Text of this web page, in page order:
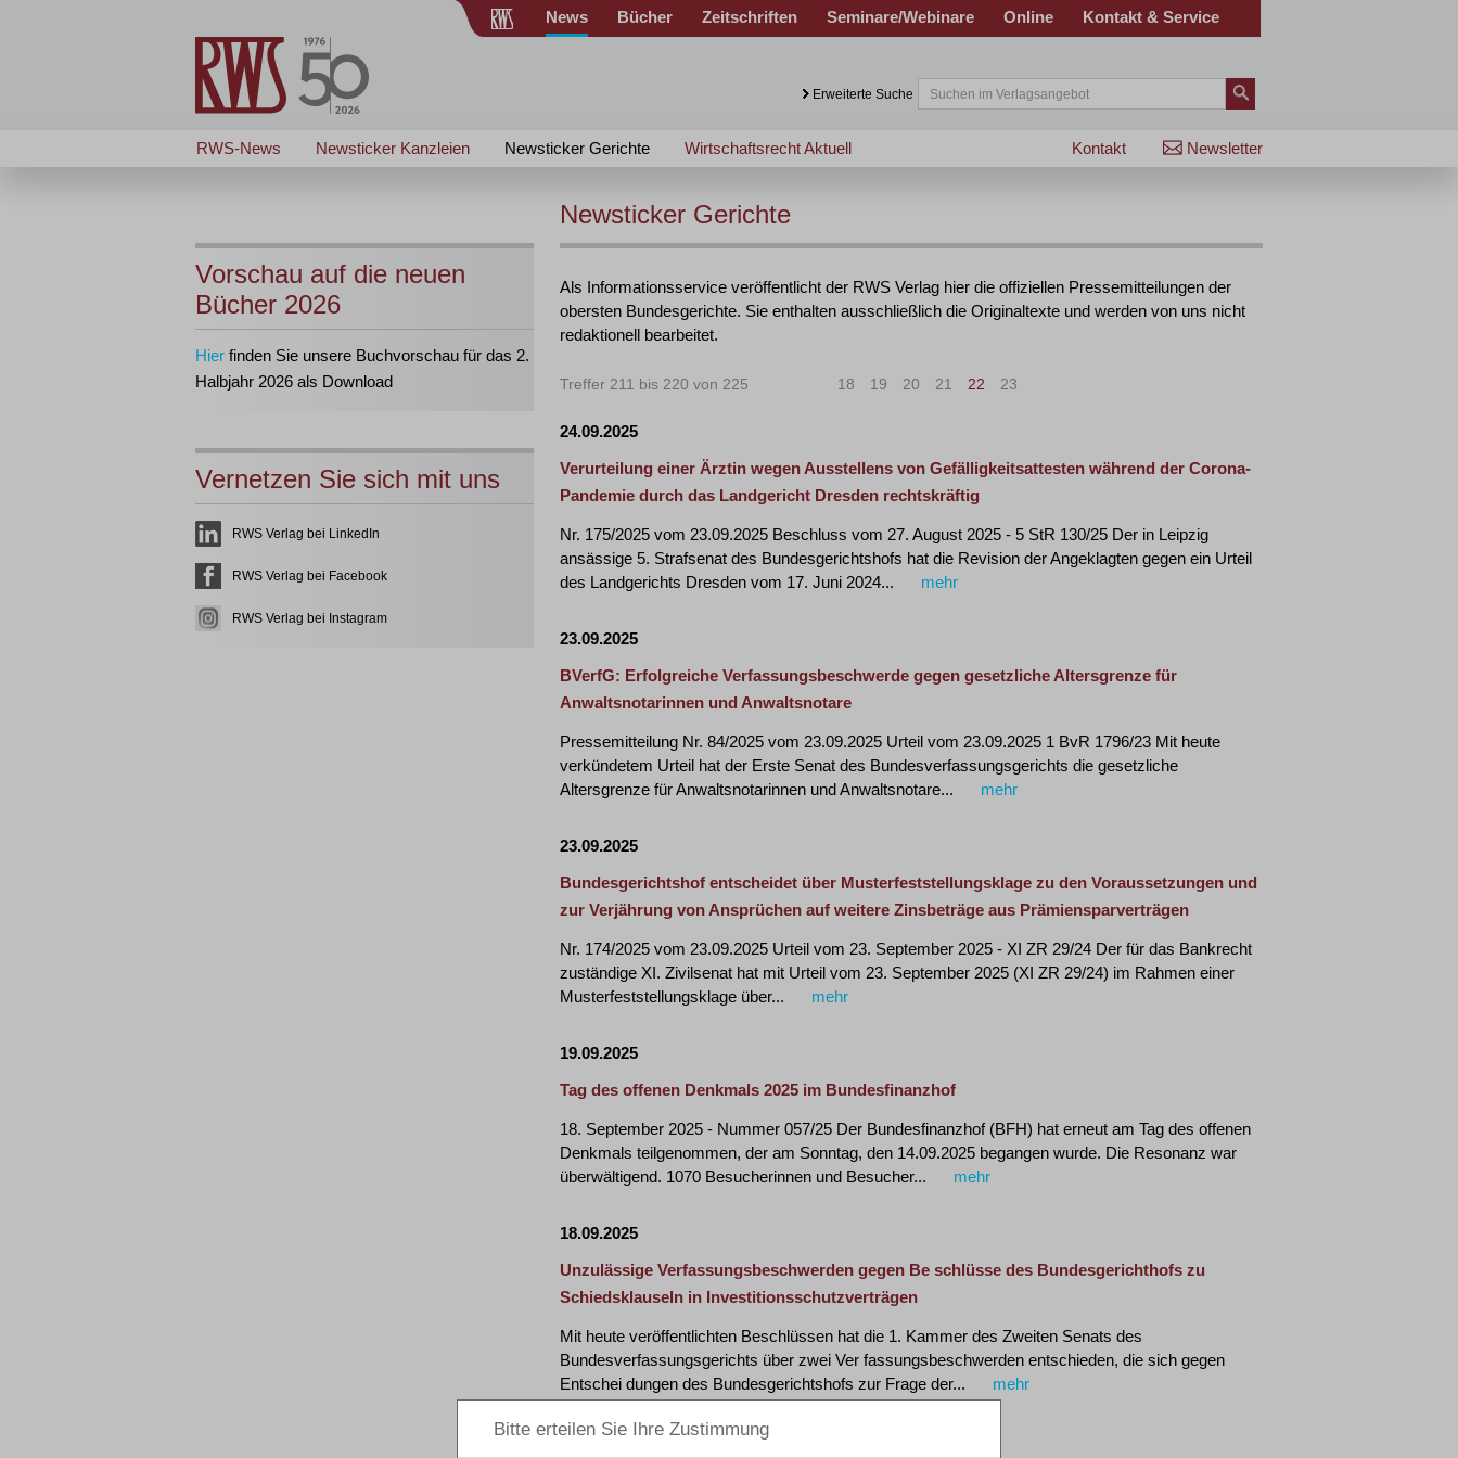
News Bücher Zeitschriften Seminare/Webinare Online Kontakt & Service
Erweiterte Suche
RWS-News Newsticker Kanzleien Newsticker Gerichte Wirtschaftsrecht Aktuell Newsletter
Kontakt
Vorschau auf die neuen
Bücher 2026
Hier finden Sie unsere Buchvorschau für das 2.
Halbjahr 2026 als Download
Vernetzen Sie sich mit uns
RWS Verlag bei LinkedIn
RWS Verlag bei Facebook
RWS Verlag bei Instagram
Newsticker Gerichte
Als Informationsservice veröffentlicht der RWS Verlag hier die offiziellen Pressemitteilungen der
obersten Bundesgerichte. Sie enthalten ausschließlich die Originaltexte und werden von uns nicht
redaktionell bearbeitet.
Treffer 211 bis 220 von 225 18 19 20 21 22 23
24.09.2025
Verurteilung einer Ärztin wegen Ausstellens von Gefälligkeitsattesten während der Corona-
Pandemie durch das Landgericht Dresden rechtskräftig
Nr. 175/2025 vom 23.09.2025 Beschluss vom 27. August 2025 - 5 StR 130/25 Der in Leipzig
ansässige 5. Strafsenat des Bundesgerichtshofs hat die Revision der Angeklagten gegen ein Urteil
des Landgerichts Dresden vom 17. Juni 2024...
mehr
23.09.2025
BVerfG: Erfolgreiche Verfassungsbeschwerde gegen gesetzliche Altersgrenze für
Anwaltsnotarinnen und Anwaltsnotare
Pressemitteilung Nr. 84/2025 vom 23.09.2025 Urteil vom 23.09.2025 1 BvR 1796/23 Mit heute
verkündetem Urteil hat der Erste Senat des Bundesverfassungsgerichts die gesetzliche
Altersgrenze für Anwaltsnotarinnen und Anwaltsnotare...
mehr
23.09.2025
Bundesgerichtshof entscheidet über Musterfeststellungsklage zu den Voraussetzungen und
zur Verjährung von Ansprüchen auf weitere Zinsbeträge aus Prämiensparverträgen
Nr. 174/2025 vom 23.09.2025 Urteil vom 23. September 2025 - XI ZR 29/24 Der für das Bankrecht
zuständige XI. Zivilsenat hat mit Urteil vom 23. September 2025 (XI ZR 29/24) im Rahmen einer
Musterfeststellungsklage über...
mehr
19.09.2025
Tag des offenen Denkmals 2025 im Bundesfinanzhof
18. September 2025 - Nummer 057/25 Der Bundesfinanzhof (BFH) hat erneut am Tag des offenen
Denkmals teilgenommen, der am Sonntag, den 14.09.2025 begangen wurde. Die Resonanz war
überwältigend. 1070 Besucherinnen und Besucher...
mehr
18.09.2025
Unzulässige Verfassungsbeschwerden gegen Be schlüsse des Bundesgerichthofs zu
Schiedsklauseln in Investitionsschutzverträgen
Mit heute veröffentlichten Beschlüssen hat die 1. Kammer des Zweiten Senats des
Bundesverfassungsgerichts über zwei Ver fassungsbeschwerden entschieden, die sich gegen
Entschei dungen des Bundesgerichtshofs zur Frage der...
mehr
10.09.2025